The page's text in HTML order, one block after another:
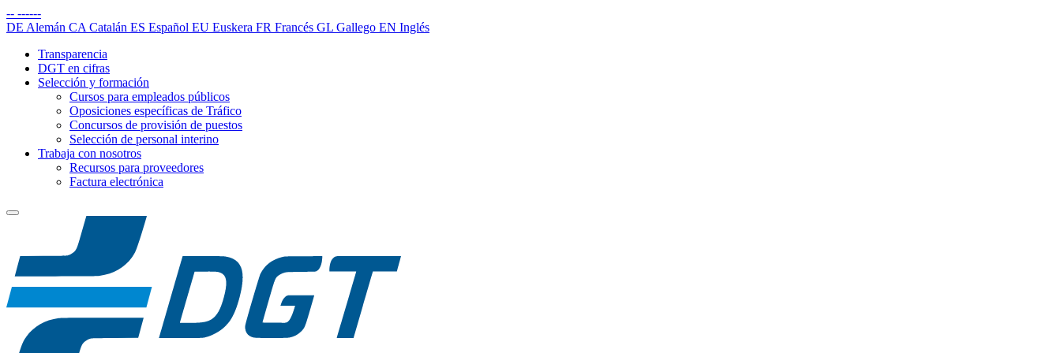
-- ------
DE Alemán CA Catalán ES Español EU Euskera FR Francés GL Gallego EN Inglés
Transparencia
DGT en cifras
Selección y formación
Cursos para empleados públicos
Oposiciones específicas de Tráfico
Concursos de provisión de puestos
Selección de personal interino
Trabaja con nosotros
Recursos para proveedores
Factura electrónica